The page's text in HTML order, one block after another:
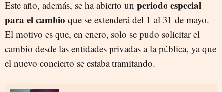
Este año, además, se ha abierto un periodo especial
para el cambio que se extenderá del 1 al 31 de mayo.
El motivo es que, en enero, solo se pudo solicitar el
cambio desde las entidades privadas a la pública, ya que
el nuevo concierto se estaba tramitando.